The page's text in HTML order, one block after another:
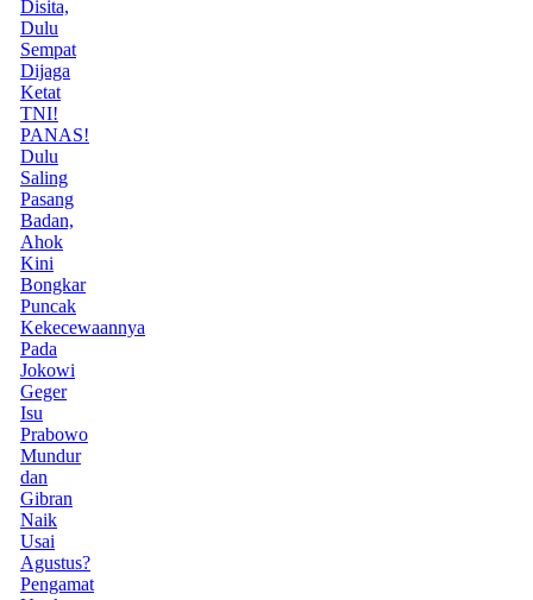
Disita,
Dulu
Sempat
Dijaga
Ketat
TNI!
PANAS!
Dulu
Saling
Pasang
Badan,
Ahok
Kini
Bongkar
Puncak
Kekecewaannya
Pada
Jokowi
Geger
Isu
Prabowo
Mundur
dan
Gibran
Naik
Usai
Agustus?
Pengamat